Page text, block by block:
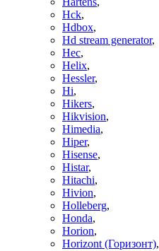
Hck,
Hdbox,
Hd stream generator,
Hec,
Helix,
Hessler,
Hi,
Hikers,
Hikvision,
Himedia,
Hiper,
Hisense,
Histar,
Hitachi,
Hivion,
Holleberg,
Honda,
Horion,
Horizont (Горизонт),